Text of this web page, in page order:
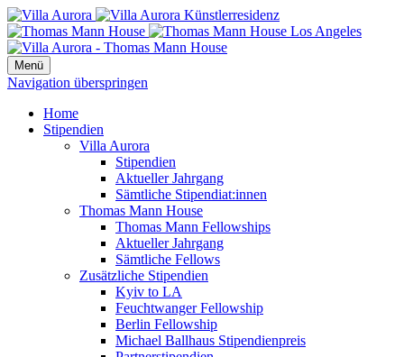
Menü
Navigation überspringen
Home
Stipendien
Villa Aurora
Stipendien
Aktueller Jahrgang
Sämtliche Stipendiat:innen
Thomas Mann House
Thomas Mann Fellowships
Aktueller Jahrgang
Sämtliche Fellows
Zusätzliche Stipendien
Kyiv to LA
Feuchtwanger Fellowship
Berlin Fellowship
Michael Ballhaus Stipendienpreis